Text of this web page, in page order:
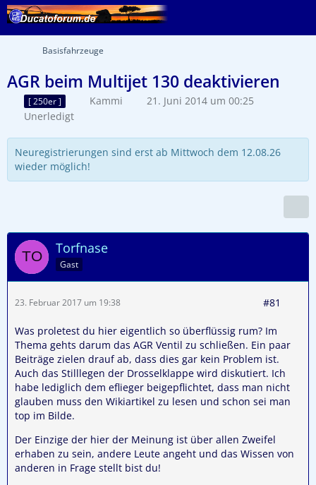
Basisfahrzeuge
AGR beim Multijet 130 deaktivieren
[ 250er ] Kammi
21. Juni 2014 um 00:25
Unerledigt
Neuregistrierungen sind erst ab Mittwoch dem 12.08.26
wieder möglich!
Torfnase
Gast
23. Februar 2017 um 19:38 #81
Was proletest du hier eigentlich so überflüssig rum? Im
Thema gehts darum das AGR Ventil zu schließen. Ein paar
Beiträge zielen drauf ab, dass dies gar kein Problem ist.
Auch das Stilllegen der Drosselklappe wird diskutiert. Ich
habe lediglich dem eflieger beigepflichtet, dass man nicht
glauben muss den Wikiartikel zu lesen und schon sei man
top im Bilde.
Der Einzige der hier der Meinung ist über allen Zweifel
erhaben zu sein, andere Leute angeht und das Wissen von
anderen in Frage stellt bist du!